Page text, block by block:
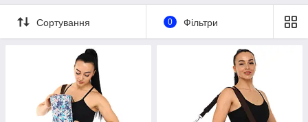
Сортування 0 Фільтри